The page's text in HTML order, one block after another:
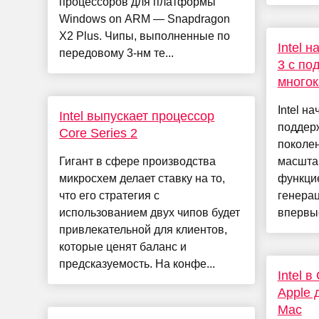
Windows on ARM — Snapdragon
X2 Plus. Чипы, выполненные по
передовому 3-нм те...
Intel выпускает процессор
Core Series 2
Гигант в сфере производства
микросхем делает ставку на то,
что его стратегия с
использованием двух чипов будет
привлекательной для клиентов,
которые ценят баланс и
предсказуемость. На конфе...
Intel
3 с
Intel
Intel в
Apple
Mac